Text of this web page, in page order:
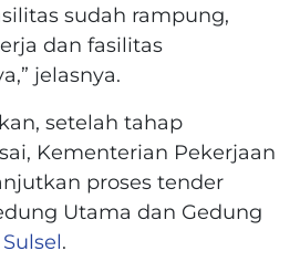
sudah rampung,
dan fasilitas
jelasnya.
setelah tahap
Kementerian Pekerjaan
proses tender
Utama dan Gedung
.